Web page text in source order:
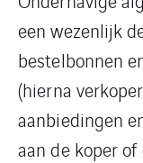
een wezenlijk
bestelbonnen
(hierna
aanbiedingen
aan de koper